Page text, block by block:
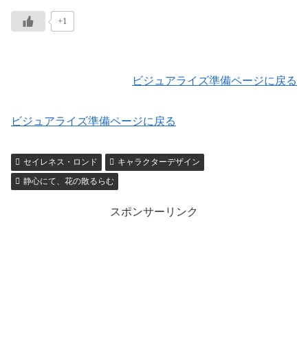
+1
ビジュアライズ準備ページに戻る
ビジュアライズ準備ページに戻る
セイレネス・ロンド
キャラクターデザイン
静心にて、花の散るらむ
スポンサーリンク